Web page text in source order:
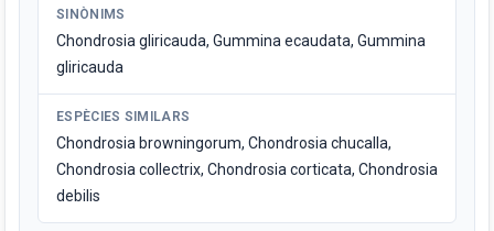
SINÒNIMS
Chondrosia gliricauda, Gummina ecaudata, Gummina
gliricauda
ESPÈCIES SIMILARS
Chondrosia browningorum, Chondrosia chucalla,
Chondrosia collectrix, Chondrosia corticata, Chondrosia
debilis